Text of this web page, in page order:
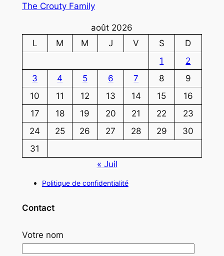
The Crouty Family
août 2026
L
M M J V S
D
1
2
3
4 5 6 7 8
9
10
11 12 13 14 15
16
17
18 19 20 21 22
23
24
25 26 27 28 29
30
31
« Juil
Politique de confidentialité
Contact
Votre nom